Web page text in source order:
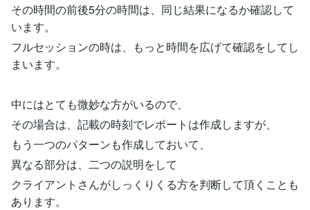
その時間の前後5分の時間は、同じ結果になるか確認して
います。
フルセッションの時は、もっと時間を広げて確認をしてし
まいます。
中にはとても微妙な方がいるので、
その場合は、記載の時刻でレポートは作成しますが、
もう一つのパターンも作成しておいて、
異なる部分は、二つの説明をして
クライアントさんがしっくりくる方を判断して頂くことも
あります。